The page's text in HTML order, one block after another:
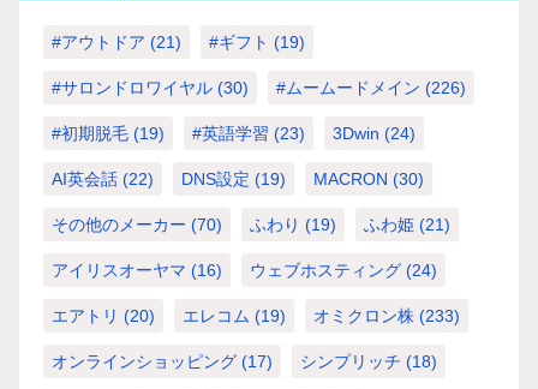
#アウトドア (21) #ギフト (19)
#サロンドロワイヤル (30) #ムームードメイン (226)
#初期脱毛 (19) #英語学習 (23) 3Dwin (24)
AI英会話 (22) DNS設定 (19) MACRON (30)
その他のメーカー (70) ふわり (19) ふわ姫 (21)
アイリスオーヤマ (16) ウェブホスティング (24)
エアトリ (20) エレコム (19) オミクロン株 (233)
オンラインショッピング (17) シンプリッチ (18)